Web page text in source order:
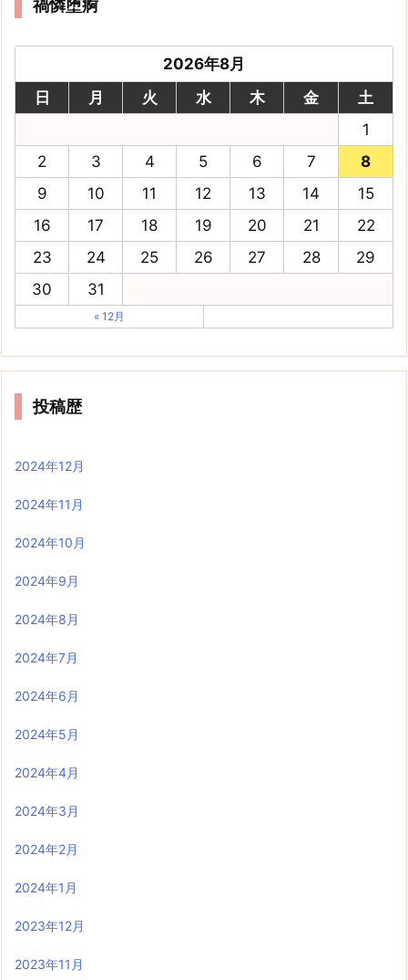
禍憐堕痾
2026年8月
日
月 火 水 木 金
土
1
2
3 4 5 6 7
8
9
10 11 12 13 14
15
16
17 18 19 20 21
22
23
24 25 26 27 28
29
30
31
« 12月
投稿歴
2024年12月
2024年11月
2024年10月
2024年9月
2024年8月
2024年7月
2024年6月
2024年5月
2024年4月
2024年3月
2024年2月
2024年1月
2023年12月
2023年11月